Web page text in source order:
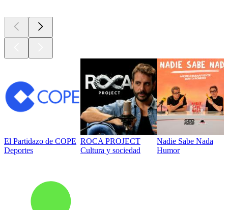
El Partidazo de COPE
Deportes
ROCA PROJECT
Cultura y sociedad
Nadie Sabe Nada
Humor